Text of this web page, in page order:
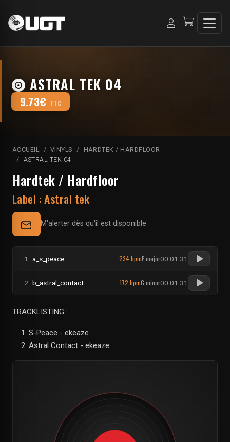
ASTRAL TEK 04
9.73€ TTC
ACCUEIL VINYLS
HARDTEK / HARDFLOOR
ASTRAL TEK 04
Hardtek / Hardfloor
Label :Astral tek
M'alerter dès qu'il est disponible
1 a_s_peace 234 bpmF major00:01:31
2 b_astral_contact 172 bpmG minor00:01:31
TRACKLISTING :
S-Peace - ekeaze
Astral Contact - ekeaze